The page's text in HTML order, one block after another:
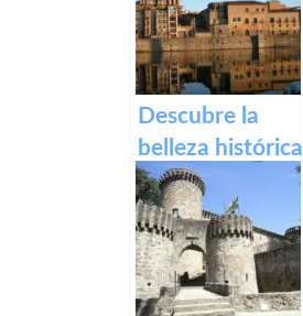
Badajoz
Descubre la
belleza histórica
de Plasencia a
través de su
casco antiguo –
Título SEO para
el casco